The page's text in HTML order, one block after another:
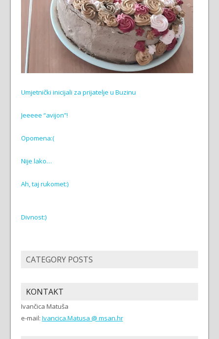
Umjetnički inicijali za prijatelje u Buzinu
Jeeeee “avijon”!
Opomena:(
Nije lako…
Ah, taj rukomet:)
Divnost:)
CATEGORY POSTS
KONTAKT
Ivančica Matuša
e-mail: Ivancica.Matusa @ msan.hr